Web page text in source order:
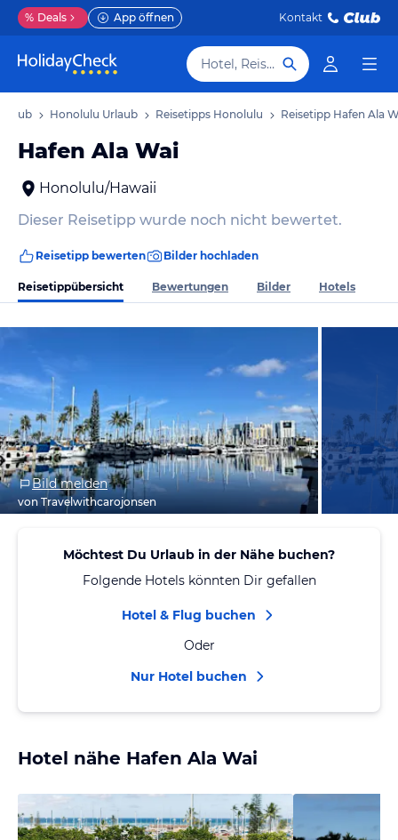
% Deals App öffnen Kontakt
Hotel, Reiseziel
Honolulu Urlaub Reisetipps Honolulu Reisetipp Hafen Ala
Hafen Ala Wai
Honolulu/Hawaii
Dieser Reisetipp wurde noch nicht bewertet.
Reisetipp bewerten Bilder hochladen
Reisetippübersicht Bewertungen Bilder Hotels
Bild melden
von Travelwithcarojonsen
Möchtest Du Urlaub in der Nähe buchen?
Folgende Hotels könnten Dir gefallen
Hotel & Flug buchen
Oder
Nur Hotel buchen
Hotel nähe Hafen Ala Wai